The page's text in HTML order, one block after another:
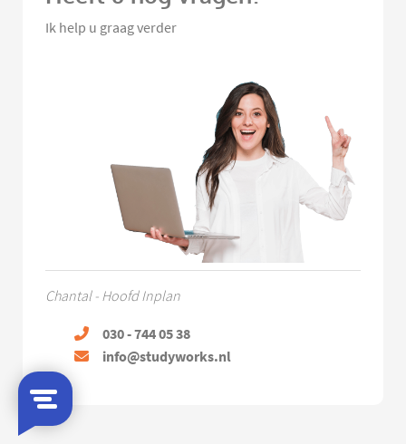
Ik help u graag verder
Chantal - Hoofd Inplan
030 - 744 05 38
info@studyworks.nl